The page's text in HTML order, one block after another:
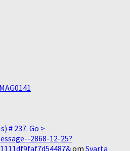
# 237. Go >
2868-12-25?
om Svarta